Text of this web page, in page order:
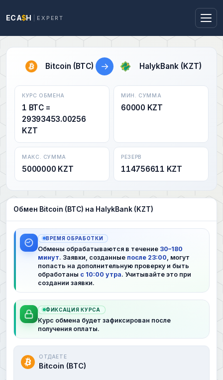
ECA$H EXPERT
Bitcoin (BTC) → HalykBank (KZT)
КУРС ОБМЕНА
1 BTC =
29393453.00256
KZT
МИН. СУММА
60000 KZT
МАКС. СУММА
5000000 KZT
РЕЗЕРВ
114756611 KZT
Обмен Bitcoin (BTC) на HalykBank (KZT)
ВРЕМЯ ОБРАБОТКИ
Обмены обрабатываются в течение 30–180
минут. Заявки, созданные после 23:00 , могут
попасть на дополнительную проверку и быть
обработаны с 10:00 утра. Учитывайте это при
создании заявки.
ФИКСАЦИЯ КУРСА
Курс обмена будет зафиксирован после
получения оплаты.
ОТДАЕТЕ
Bitcoin (BTC)